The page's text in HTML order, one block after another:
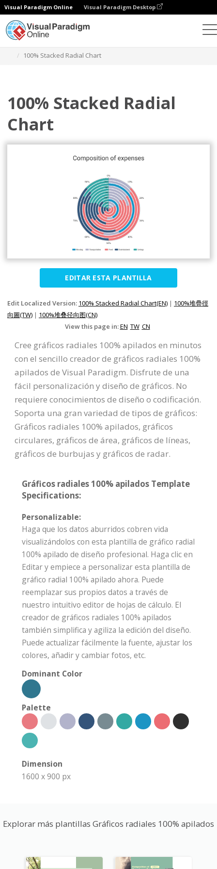
Visual Paradigm Online Visual Paradigm Desktop
100% Stacked Radial Chart
100% Stacked Radial
Chart
EDITAR ESTA PLANTILLA
Edit Localized Version: 100% Stacked Radial Chart(EN) | 100%堆疊徑
向圖(TW) | 100%堆叠径向图(CN)
View this page in:EN TW CN
Cree gráficos radiales 100% apilados en minutos
con el sencillo creador de gráficos radiales 100%
apilados de Visual Paradigm. Disfrute de una
fácil personalización y diseño de gráficos. No
requiere conocimientos de diseño o codificación.
Soporta una gran variedad de tipos de gráficos:
Gráficos radiales 100% apilados, gráficos
circulares, gráficos de área, gráficos de líneas,
gráficos de burbujas y gráficos de radar.
Gráficos radiales 100% apilados Template
Specifications:
Personalizable:
Haga que los datos aburridos cobren vida
visualizándolos con esta plantilla de gráfico radial
100% apilado de diseño profesional. Haga clic en
Editar y empiece a personalizar esta plantilla de
gráfico radial 100% apilado ahora. Puede
reemplazar sus propios datos a través de
nuestro intuitivo editor de hojas de cálculo. El
creador de gráficos radiales 100% apilados
también simplifica y agiliza la edición del diseño.
Puede actualizar fácilmente la fuente, ajustar los
colores, añadir y cambiar fotos, etc.
Dominant Color
Palette
Dimension
1600 x 900 px
Explorar más plantillas Gráficos radiales 100% apilados